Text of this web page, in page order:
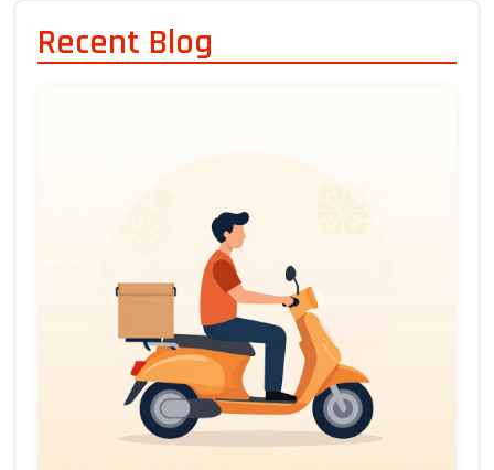
Recent Blog